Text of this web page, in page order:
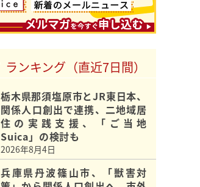
ランキング（直近7日間）
栃木県那須塩原市とJR東日本、
関係人口創出で連携、二地域居
住の実践支援、「ご当地
Suica」の検討も
2026年8月4日
兵庫県丹波篠山市、「獣害対